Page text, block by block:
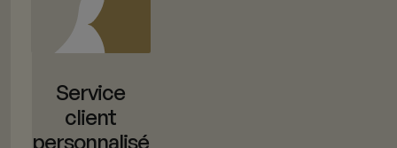
Service
client
personnalisé